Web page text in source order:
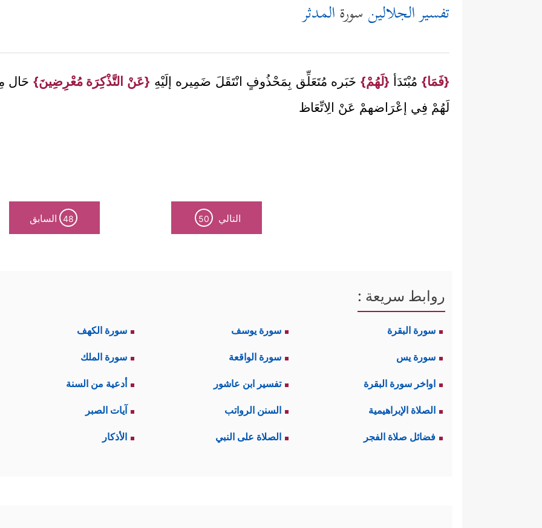
تفسير الجلالين سورةالمدثر
{فَمَا}مُبْتَدَأ {لَهُمْ} خَبَره مُتَعَلِّق بِمَحْذُوفٍ انْتَقَلَ ضَمِيره إلَيْهِ {عَنْ التَّذْكِرَة مُعْرِضِينَ} حَال
لَهُمْ فِي إعْرَاضهمْ عَنْ الِاتِّعَاظ
التالي 50
48 السابق
روابط سريعة :
سورة البقرة سورة يوسف سورة الكهف
سورة يس سورة الواقعة سورة الملك
اواخر سورة البقرة تفسير ابن عاشور أدعية من السنة
الصلاة الإبراهيمية السنن الرواتب آيات الصبر
فضائل صلاة الفجر الصلاة على النبي الأذكار